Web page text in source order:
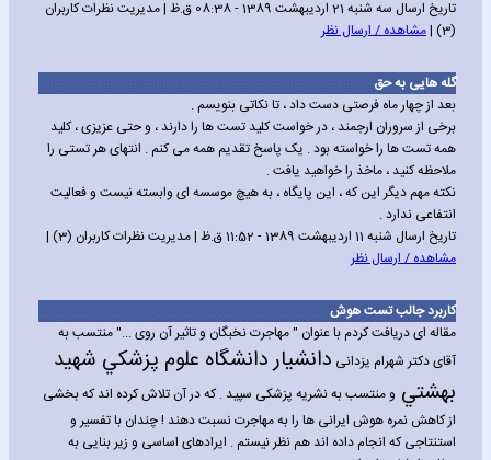
تاریخ ارسال سه شنبه 21 اردیبهشت 1389 - 08:38 ق.ظ | مدیریت نظرات کاربران
(3) |
مشاهده / ارسال نظر
گله هایی به حق
بعد از چهار ماه فرصتی دست داد ، تا نکاتی بنویسم .
برخی از سروران ارجمند ، در خواست کلید تست ها را دارند ، و حتی عزیزی ، کلید
همه تست ها را خواسته بود . یک پاسخ تقدیم همه می کنم . انتهای هر تستی را
ملاحظه کنید ، ماخذ را خواهید یافت .
نکته مهم دیگر این که ، این پایگاه ، به هیچ موسسه ای وابسته نیست و فعالیت
انتفاعی ندارد .
تاریخ ارسال شنبه 11 اردیبهشت 1389 - 11:52 ق.ظ | مدیریت نظرات کاربران (3) |
مشاهده / ارسال نظر
کاربرد جالب تست هوش
مقاله ای دریافت کردم با عنوان " مهاجرت نخبگان و تاثیر آن روی ..." منتسب به
آقای دکتر شهرام یزدانی دانشيار دانشگاه علوم پزشکي شهيد
بهشتي و منتسب به نشریه پزشکی سپید . که در آن تلاش کرده اند که بخشی
از کاهش نمره هوش ایرانی ها را به مهاجرت نسبت دهند !چندان با تفسیر و
استنتاجی که انجام داده اند هم نظر نیستم . ایرادهای اساسی و زیر بنایی به